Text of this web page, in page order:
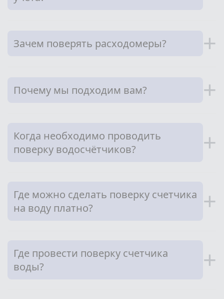
Зачем поверять расходомеры? +
Почему мы подходим вам? +
Когда необходимо проводить
поверку водосчётчиков?
+
Где можно сделать поверку счетчика
на воду платно?
+
Где провести поверку счетчика
воды?
+